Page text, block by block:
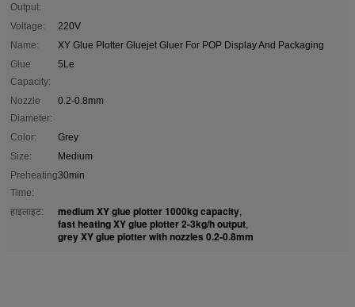
Output:
Voltage:
220V
Name:
XY Glue Plotter Gluejet Gluer For POP Display And Packaging
Glue
Capacity:
5Le
Nozzle
Diameter:
0.2-0.8mm
Color:
Grey
Size:
Medium
Preheating
Time:
30min
हाइलाइट: medium XY glue plotter 1000kg capacity,
fast heating XY glue plotter 2-3kg/h output,
grey XY glue plotter with nozzles 0.2-0.8mm